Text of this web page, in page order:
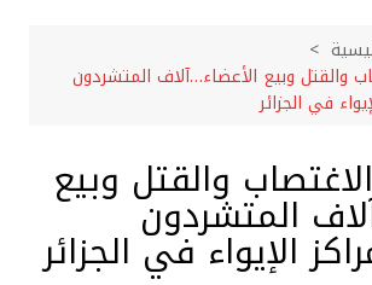
والقتل وبيع الأعضاء…آلاف المتشردون
في الجزائر
والقتل وبيع
المتشردون
الإيواء في الجزائر